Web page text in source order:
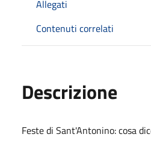
Allegati
Contenuti correlati
Descrizione
Feste di Sant'Antonino: cosa